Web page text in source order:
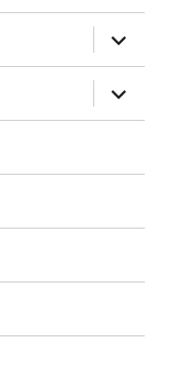
öffnen
öffnen